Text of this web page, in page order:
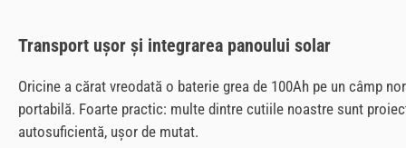
Transport ușor și integrarea panoului solar
Oricine a cărat vreodată o baterie grea de 100Ah pe un câmp
portabilă. Foarte practic: multe dintre cutiile noastre sunt
autosuficientă, ușor de mutat.